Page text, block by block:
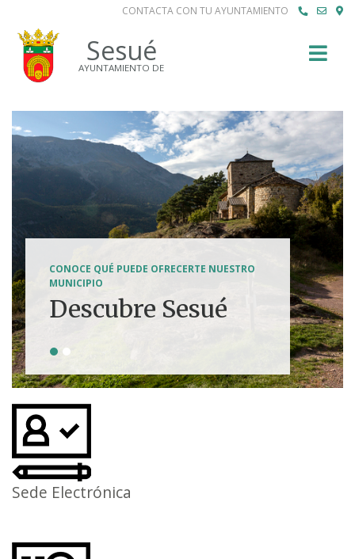
CONTACTA CON TU AYUNTAMIENTO
Sesué
AYUNTAMIENTO DE
CONOCE QUÉ PUEDE OFRECERTE NUESTRO
MUNICIPIO
Descubre Sesué
Tierra de
aventuras
Sede Electrónica